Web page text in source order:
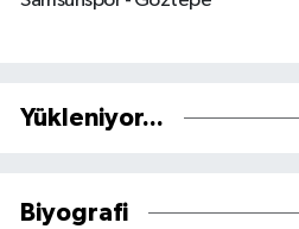
Yükleniyor...
Biyografi